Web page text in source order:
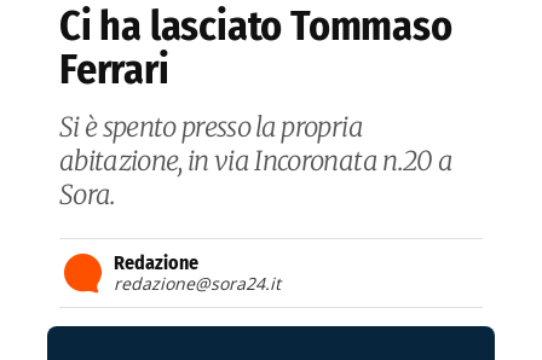
Ci ha lasciato Tommaso
Ferrari
Si è spento presso la propria
abitazione, in via Incoronata n.20 a
Sora.
Redazione
redazione@sora24.it